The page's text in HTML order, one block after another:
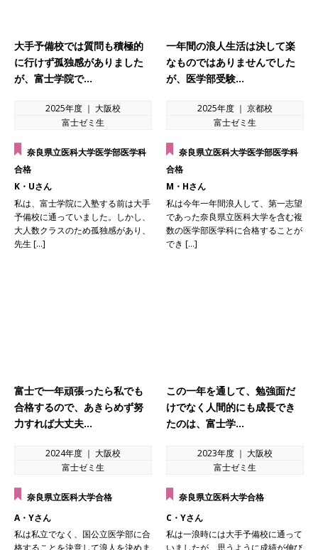
大手予備校では質問も積極的
に行けず孤独感がありました
が、富士学院で…
2025年度 ｜ 大阪校
富士ゼミ生
奈良県立医科大学医学部医学科
合格
K・Uさん
私は、富士学院に入塾する前は大手
予備校に通っていました。しかし、
大人数クラスのため孤独感があり、
先生 […]
一年間の浪人生活は決して楽
なものではありませんでした
が、医学部受験…
2025年度 ｜ 京都校
富士ゼミ生
奈良県立医科大学医学部医学科
合格
M・Hさん
私は今年一年間浪人して、第一志望
であった奈良県立医科大学を含む複
数の医学部医学科に合格することが
でき […]
富士で一年頑張ったら私でも
合格するので、あきらめず努
力すれば大丈夫…
2024年度 ｜ 大阪校
富士ゼミ生
奈良県立医科大学合格
A・Yさん
私は私立でなく、国公立医学部に合
この一年を通して、勉強面だ
けでなく人間的にも成長でき
たのは、富士学…
2023年度 ｜ 大阪校
富士ゼミ生
奈良県立医科大学合格
C・Yさん
私は一浪時には大手予備校に通って